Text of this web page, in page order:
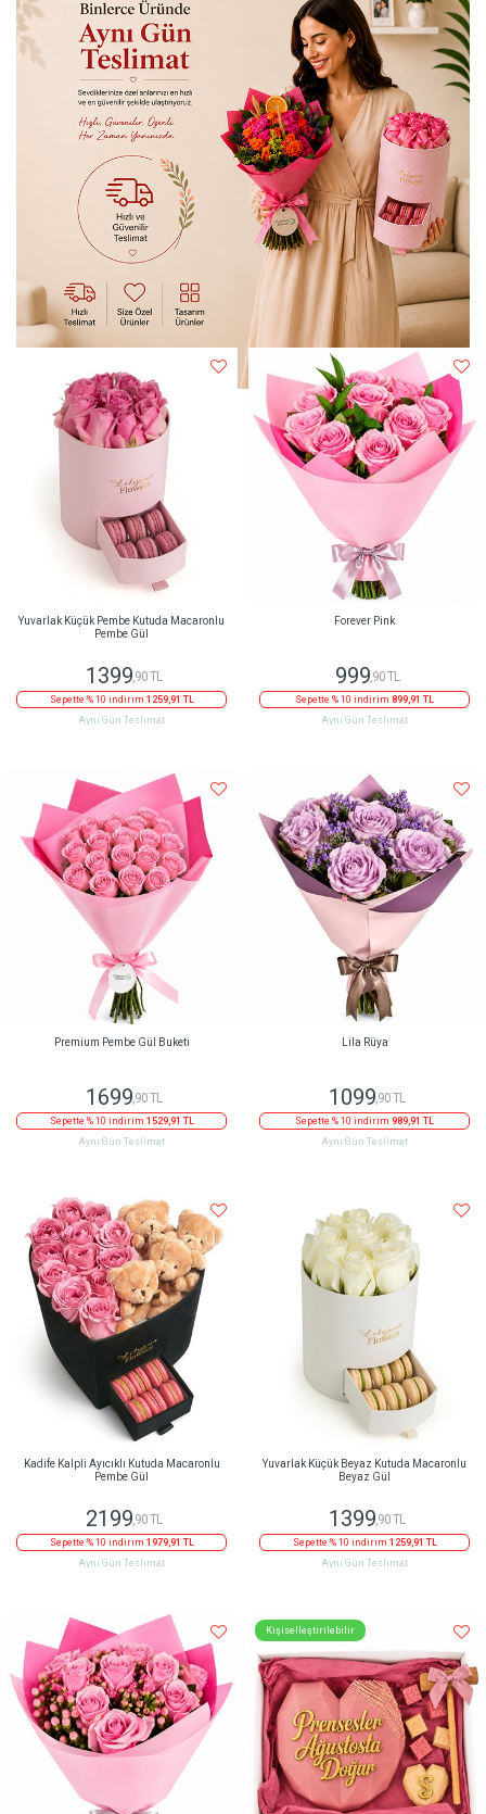
Yuvarlak Küçük Pembe Kutuda Macaronlu
Pembe Gül
1399 ,90 TL
Sepette % 10 indirim 1259,91 TL
Aynı Gün Teslimat
Forever Pink
999,90 TL
Sepette % 10 indirim 899,91 TL
Aynı Gün Teslimat
Premium Pembe Gül Buketi
1699,90 TL
Sepette % 10 indirim 1529,91 TL
Aynı Gün Teslimat
Lila Rüya
1099,90 TL
Sepette % 10 indirim 989,91 TL
Aynı Gün Teslimat
Kadife Kalpli Ayıcıklı Kutuda Macaronlu
Pembe Gül
2199,90 TL
Sepette % 10 indirim 1979,91 TL
Aynı Gün Teslimat
Yuvarlak Küçük Beyaz Kutuda Macaronlu
Beyaz Gül
1399,90 TL
Sepette % 10 indirim 1259,91 TL
Aynı Gün Teslimat
Kişiselleştirilebilir